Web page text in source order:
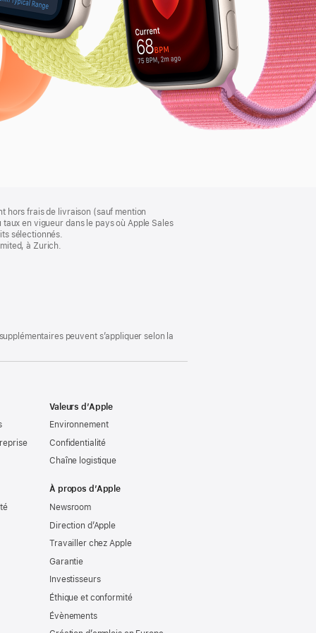
hors frais de livraison (sauf mention
en vigueur dans le pays où Apple Sales
sélectionnés.
à Zurich.
peuvent s’appliquer selon la
Valeurs d’Apple
Environnement
Confidentialité
Chaîne logistique
À propos d’Apple
Newsroom
Direction d’Apple
Travailler chez Apple
Garantie
Investisseurs
Éthique et conformité
Évènements